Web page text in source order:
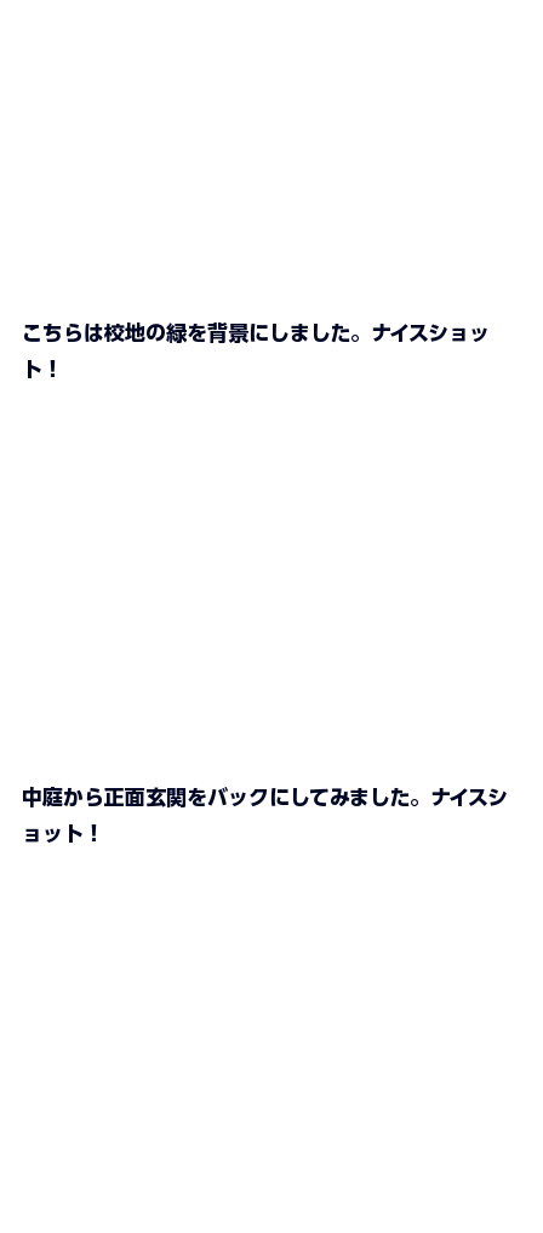
こちらは校地の緑を背景にしました。ナイスショッ
ト！
中庭から正面玄関をバックにしてみました。ナイスシ
ョット！